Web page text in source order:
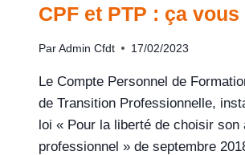
CPF et PTP : ça
Par Admin Cfdt 17/02/2023
Le Compte Personnel de
de Transition Professionnelle,
loi « Pour la liberté de choisir son
professionnel » de septembre